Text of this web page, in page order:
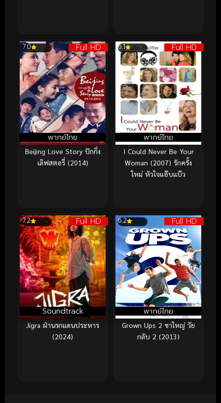
Full HD
พากย์ไทย
7.0
Beijing Love Story ปักกิ่ง
เลิฟสตอรี่ (2014)
Full HD
พากย์ไทย
6.1
I Could Never Be Your
Woman (2007) รักครั้ง
ใหม่ หัวใจแอ๊บแบ๊ว
Full HD
Soundtrack
7.2
Jigra ฝ่านรกแดนประหาร
(2024)
Full HD
พากย์ไทย
6.2
Grown Ups 2 ขาใหญ่ วัย
กลับ 2 (2013)